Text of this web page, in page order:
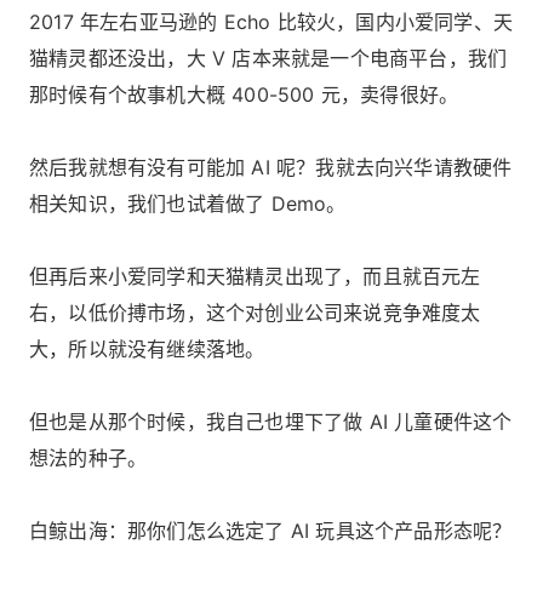
2017 年左右亚马逊的 Echo 比较火，国内小爱同学、天
猫精灵都还没出，大 V 店本来就是一个电商平台，我们
那时候有个故事机大概 400-500 元，卖得很好。
然后我就想有没有可能加 AI 呢？我就去向兴华请教硬件
相关知识，我们也试着做了 Demo。
但再后来小爱同学和天猫精灵出现了，而且就百元左
右，以低价搏市场，这个对创业公司来说竞争难度太
大，所以就没有继续落地。
但也是从那个时候，我自己也埋下了做 AI 儿童硬件这个
想法的种子。
白鲸出海：那你们怎么选定了 AI 玩具这个产品形态呢？